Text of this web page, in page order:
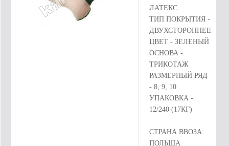
ЛАТЕКС
ТИП ПОКРЫТИЯ -
ДВУХСТОРОННЕЕ
ЦВЕТ - ЗЕЛЕНЫЙ
ОСНОВА -
ТРИКОТАЖ
РАЗМЕРНЫЙ РЯД
- 8, 9, 10
УПАКОВКА -
12/240 (17КГ)
СТРАНА ВВОЗА:
ПОЛЬША